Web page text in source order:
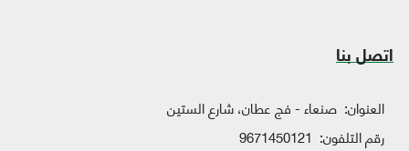
اتصل بنا
العنوان: صنعاء - فج عطان، شارع الستين
رقم التلفون: 9671450121